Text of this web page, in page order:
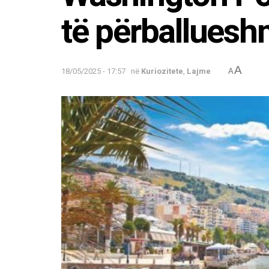
të
18/05/2025 - 17:57 në Kuriozitete, Lajme AA